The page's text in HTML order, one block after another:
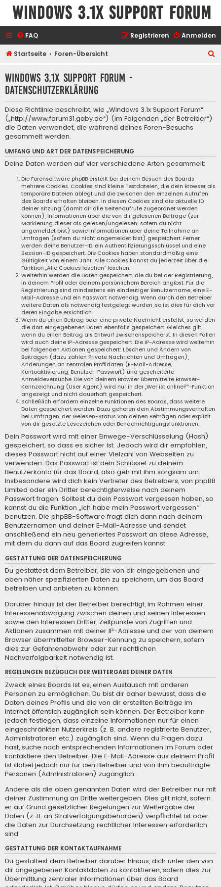
Windows 3.1x Support Forum
FAQ Anmelden
Registrieren
Startseite Foren-Übersicht
Windows 3.1x Support Forum -
Datenschutzerklärung
Diese Richtlinie beschreibt, wie „Windows 3.1x Support Forum“
(„http://www.forum31.gaby.de“) (im Folgenden „der Betreiber“)
die Daten verwendet, die während deines Foren-Besuchs
gesammelt werden.
UMFANG UND ART DER DATENSPEICHERUNG
Deine Daten werden auf vier verschiedene Arten gesammelt:
Die Forensoftware phpBB erstellt bei deinem Besuch des Boards
mehrere Cookies. Cookies sind kleine Textdateien, die dein Browser als
temporäre Dateien ablegt und die zwischen den einzelnen Aufrufen
des Boards erhalten bleiben. In diesen Cookies sind die aktuelle ID
deiner Sitzung (damit dir alle Seitenaufrufe zugeordnet werden
können), Informationen über die von dir gelesenen Beiträge (zur
Markierung dieser als gelesen/ungelesen; sofern du nicht
angemeldet bist) sowie Informationen über deine Teilnahme an
Umfragen (sofern du nicht angemeldet bist) gespeichert. Ferner
werden deine Benutzer-ID, ein Authentifizierungsschlüssel und eine
Session-ID gespeichert. Die Cookies haben standardmäßig eine
Gültigkeit von einem Jahr. Alle Cookies kannst du jederzeit über die
Funktion „Alle Cookies löschen“ löschen.
Weiterhin werden die Daten gespeichert, die du bei der Registrierung,
in deinem Profil oder deinem persönlichem Bereich angibst. Für die
Registrierung sind mindestens ein eindeutiger Benutzername, eine E-
Mail-Adresse und ein Passwort notwendig. Wenn durch den Betreiber
weitere Daten als notwendig festgelegt wurden, so ist dies für dich vor
deren Eingabe ersichtlich.
Wenn du einen Beitrag oder eine private Nachricht erstellst, so werden
die dort eingegebenen Daten ebenfalls gespeichert. Gleiches gilt,
wenn du einen Beitrag als Entwurf zwischenspeicherst. In diesen Fällen
wird auch deine IP-Adresse gespeichert. Die IP-Adresse wird weiterhin
bei folgenden Aktionen gespeichert: Löschen und Ändern von
Beiträgen (dazu zählen Private Nachrichten und Umfragen),
Änderungen an zentralen Profildaten (E-Mail-Adresse,
Kontoaktivierung, Benutzer-Passwort) und gescheiterte
Anmeldeversuche. Die von deinem Browser übermittelte Browser-
Kennzeichnung (User Agent) wird nur in der „Wer ist online?“-Funktion
angezeigt und nicht dauerhaft gespeichert.
Schließlich erfordern einzelne Funktionen des Boards, dass weitere
Daten gespeichert werden. Dazu gehören dein Abstimmungsverhalten
bei Umfragen, der Gelesen-Status von deinen Beiträgen oder explizit
von dir gesetzte Lesezeichen oder Benachrichtigungsfunktionen.
Dein Passwort wird mit einer Einwege-Verschlüsselung (Hash)
gespeichert, so dass es sicher ist. Jedoch wird dir empfohlen,
dieses Passwort nicht auf einer Vielzahl von Webseiten zu
verwenden. Das Passwort ist dein Schlüssel zu deinem
Benutzerkonto für das Board, also geh mit ihm sorgsam um.
Insbesondere wird dich kein Vertreter des Betreibers, von phpBB
Limited oder ein Dritter berechtigterweise nach deinem
Passwort fragen. Solltest du dein Passwort vergessen haben, so
kannst du die Funktion „Ich habe mein Passwort vergessen“
benutzen. Die phpBB-Software fragt dich dann nach deinem
Benutzernamen und deiner E-Mail-Adresse und sendet
anschließend ein neu generiertes Passwort an diese Adresse,
mit dem du dann auf das Board zugreifen kannst.
GESTATTUNG DER DATENSPEICHERUNG
Du gestattest dem Betreiber, die von dir eingegebenen und
oben näher spezifizierten Daten zu speichern, um das Board
betreiben und anbieten zu können.
Darüber hinaus ist der Betreiber berechtigt, im Rahmen einer
Interessenabwägung zwischen deinen und seinen Interessen
sowie den Interessen Dritter, Zeitpunkte von Zugriffen und
Aktionen zusammen mit deiner IP-Adresse und der von deinem
Browser übermittelter Browser-Kennung zu speichern, sofern
dies zur Gefahrenabwehr oder zur rechtlichen
Nachverfolgbarkeit notwendig ist.
REGELUNGEN BEZÜGLICH DER WEITERGABE DEINER DATEN
Zweck eines Boards ist es, einen Austausch mit anderen
Personen zu ermöglichen. Du bist dir daher bewusst, dass die
Daten deines Profils und die von dir erstellten Beiträge im
Internet öffentlich zugänglich sein können. Der Betreiber kann
jedoch festlegen, dass einzelne Informationen nur für einen
eingeschränkten Nutzerkreis (z. B. andere registrierte Benutzer,
Administratoren etc.) zugänglich sind. Wenn du Fragen dazu
hast, suche nach entsprechenden Informationen im Forum oder
kontaktiere den Betreiber. Die E-Mail-Adresse aus deinem Profil
ist dabei jedoch nur für den Betreiber und von ihm beauftragte
Personen (Administratoren) zugänglich.
Andere als die oben genannten Daten wird der Betreiber nur mit
deiner Zustimmung an Dritte weitergeben. Dies gilt nicht, sofern
er auf Grund gesetzlicher Regelungen zur Weitergabe der
Daten (z. B. an Strafverfolgungsbehörden) verpflichtet ist oder
die Daten zur Durchsetzung rechtlicher Interessen erforderlich
sind.
GESTATTUNG DER KONTAKTAUFNAHME
Du gestattest dem Betreiber darüber hinaus, dich unter den von
dir angegebenen Kontaktdaten zu kontaktieren, sofern dies zur
Übermittlung zentraler Informationen über das Board